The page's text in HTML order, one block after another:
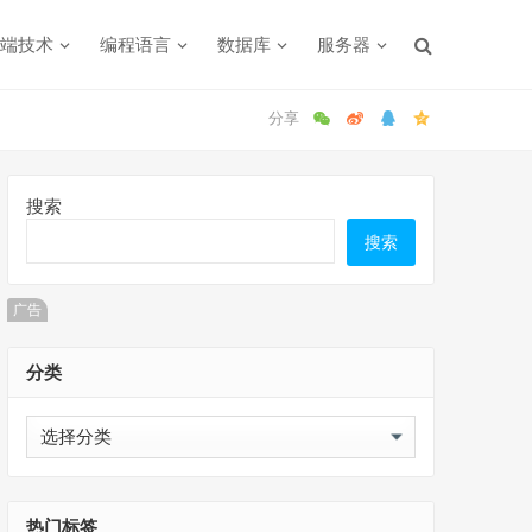
技术 编程语言 数据库 服务器
搜索
搜索
广告
分类
分
类
热门标签